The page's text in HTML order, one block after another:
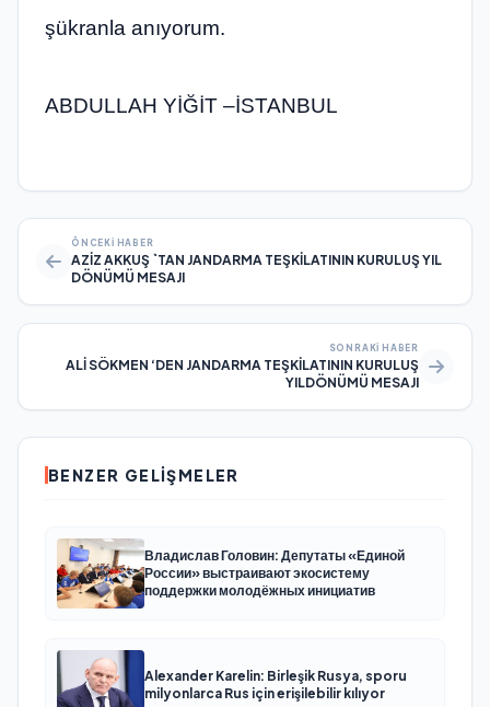
şükranla anıyorum.
ABDULLAH YİĞİT –İSTANBUL
ÖNCEKI HABER
AZİZ AKKUŞ `TAN JANDARMA TEŞKİLATININ KURULUŞ YIL
DÖNÜMÜ MESAJI
SONRAKI HABER
ALİ SÖKMEN ‘DEN JANDARMA TEŞKİLATININ KURULUŞ
YILDÖNÜMÜ MESAJI
BENZER GELIŞMELER
Владислав Головин: Депутаты «Единой
России» выстраивают экосистему
поддержки молодёжных инициатив
Alexander Karelin: Birleşik Rusya, sporu
milyonlarca Rus için erişilebilir kılıyor